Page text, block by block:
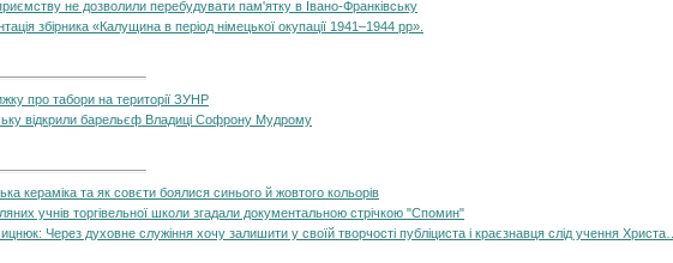
не дозволили перебудувати пам'ятку в Івано-Франківську
збірника «Калущина в період німецької окупації 1941–1944 рр».
про табори на території ЗУНР
відкрили барельєф Владиці Софрону Мудрому
кераміка та як совєти боялися синього й жовтого кольорів
учнів торгівельної школи згадали документальною стрічкою "Спомин"
Через духовне служіння хочу залишити у своїй творчості публіциста і краєзнавця слід учення Христа…